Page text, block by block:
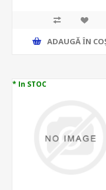
ADAUGĂ ȊN
* In STOC